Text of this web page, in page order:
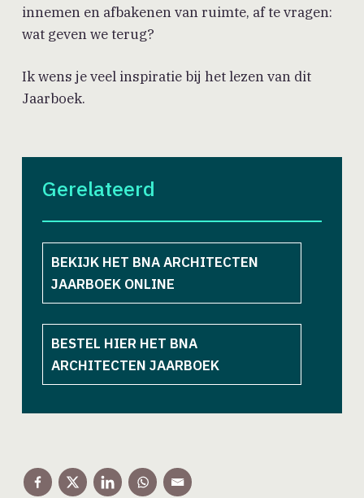
innemen en afbakenen van ruimte, af te vragen:
wat geven we terug?
Ik wens je veel inspiratie bij het lezen van dit
Jaarboek.
Gerelateerd
BEKIJK HET BNA ARCHITECTEN
JAARBOEK ONLINE
BESTEL HIER HET BNA
ARCHITECTEN JAARBOEK